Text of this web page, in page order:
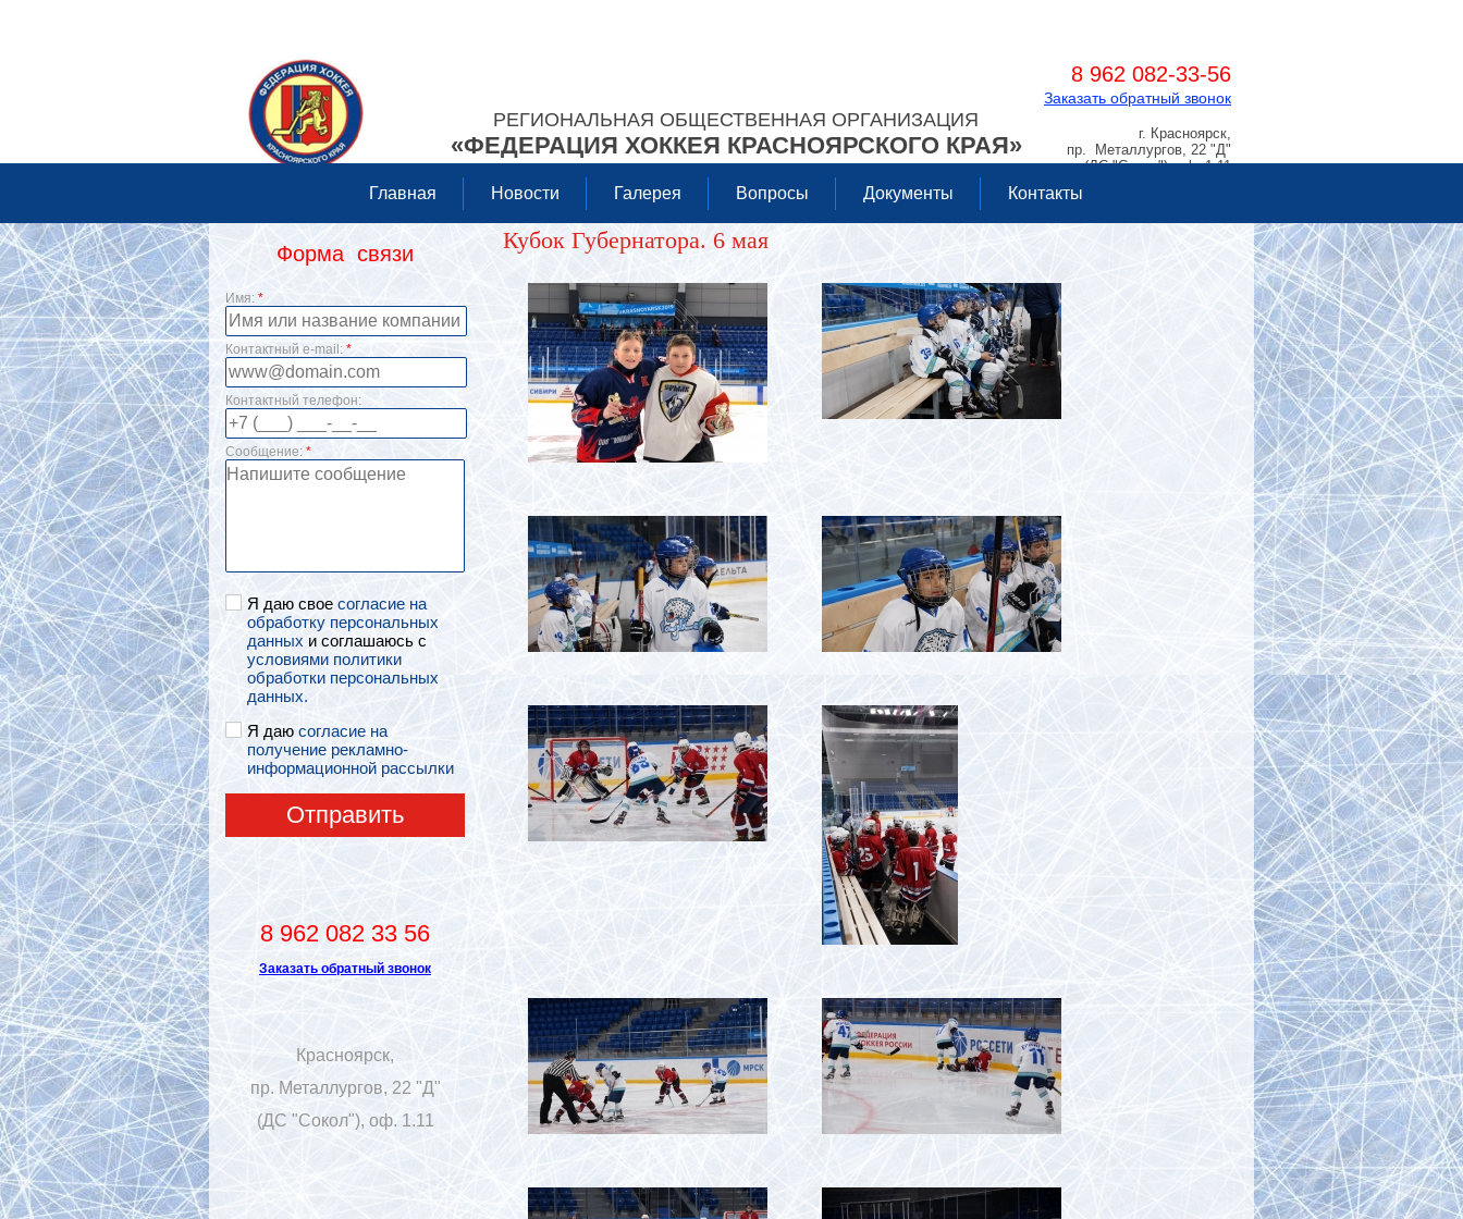
РЕГИОНАЛЬНАЯ ОБЩЕСТВЕННАЯ ОРГАНИЗАЦИЯ
«ФЕДЕРАЦИЯ ХОККЕЯ КРАСНОЯРСКОГО КРАЯ»
8 962 082-33-56
Заказать обратный звонок
г. Красноярск,
пр. Металлургов, 22 "Д"
(ДС "Сокол"), оф. 1.11
Главная Новости Галерея Вопросы Документы Контакты
Форма связи
Имя: *
Контактный e-mail: *
Контактный телефон:
Сообщение: *
Я даю свое согласие на
обработку персональных
данных и соглашаюсь с
условиями политики
обработки персональных
данных.
Я даю согласие на
получение рекламно-
информационной рассылки
Отправить
8 962 082 33 56
Заказать обратный звонок
Красноярск,
пр. Металлургов, 22 "Д"
(ДС "Сокол"), оф. 1.11
Кубок Губернатора. 6 мая